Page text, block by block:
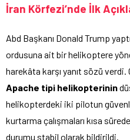
İran Körfezi’nde İlk
Abd Başkanı Donald Trump
ordusuna ait bir helikoptere
harekâta karşı yanıt sözü verdi.
Apache tipi helikopterinin
helikopterdeki iki pilotun güvenli
kurtarma çalışmaları kısa
durumu stabil olarak bildirildi.